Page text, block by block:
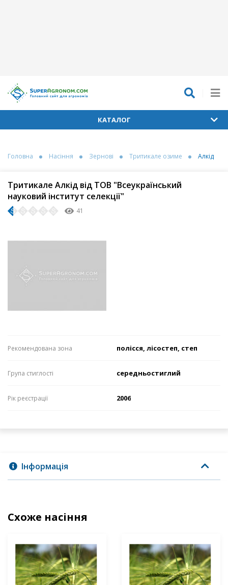
КАТАЛОГ
Головна Насіння Зернові Тритикале озиме Алкід
Тритикале Алкід від ТОВ "Всеукраїнський
науковий інститут селекції"
41
Рекомендована зона полісся, лісостеп, степ
Група стиглості середньостиглий
Рік реєстрації 2006
Інформація
Схоже насіння